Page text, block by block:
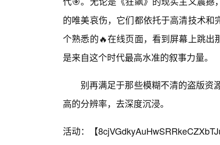
的唯美哀伤，它们都依托于高清技术
个熟悉的🔥在线页面，看到屏幕上跳
是来自这个时代最高水准的叙事力量。
别再满足于那些模糊不清的盗版资
高的分辨率，去深度沉浸。
活动：【